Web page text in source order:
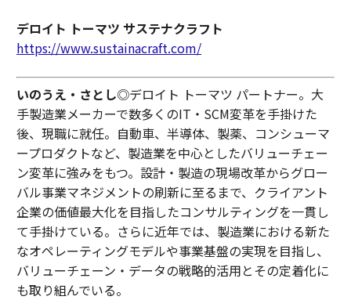
デロイト トーマツ サステナクラフト
https://www.sustainacraft.com/
いのうえ・さとし◎デロイト トーマツ パートナー。大
手製造業メーカーで数多くのIT・SCM変革を手掛けた
後、現職に就任。自動車、半導体、製薬、コンシューマ
ープロダクトなど、製造業を中心としたバリューチェー
ン変革に強みをもつ。設計・製造の現場改革からグロー
バル事業マネジメントの刷新に至るまで、クライアント
企業の価値最大化を目指したコンサルティングを一貫し
て手掛けている。さらに近年では、製造業における新た
なオペレーティングモデルや事業基盤の実現を目指し、
バリューチェーン・データの戦略的活用とその定着化に
も取り組んでいる。